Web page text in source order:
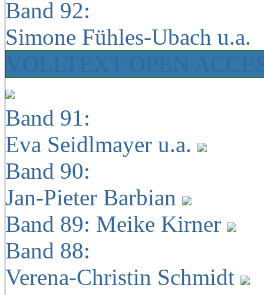
Band 92:
Simone Fühles-Ubach u.a.
Band 91:
Eva Seidlmayer u.a.
Band 90:
Jan-Pieter Barbian
Band 89: Meike Kirner
Band 88:
Verena-Christin Schmidt